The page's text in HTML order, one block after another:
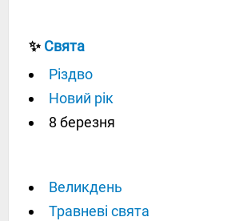
✨Свята
Різдво
Новий рік
8 березня
Великдень
Травневі свята